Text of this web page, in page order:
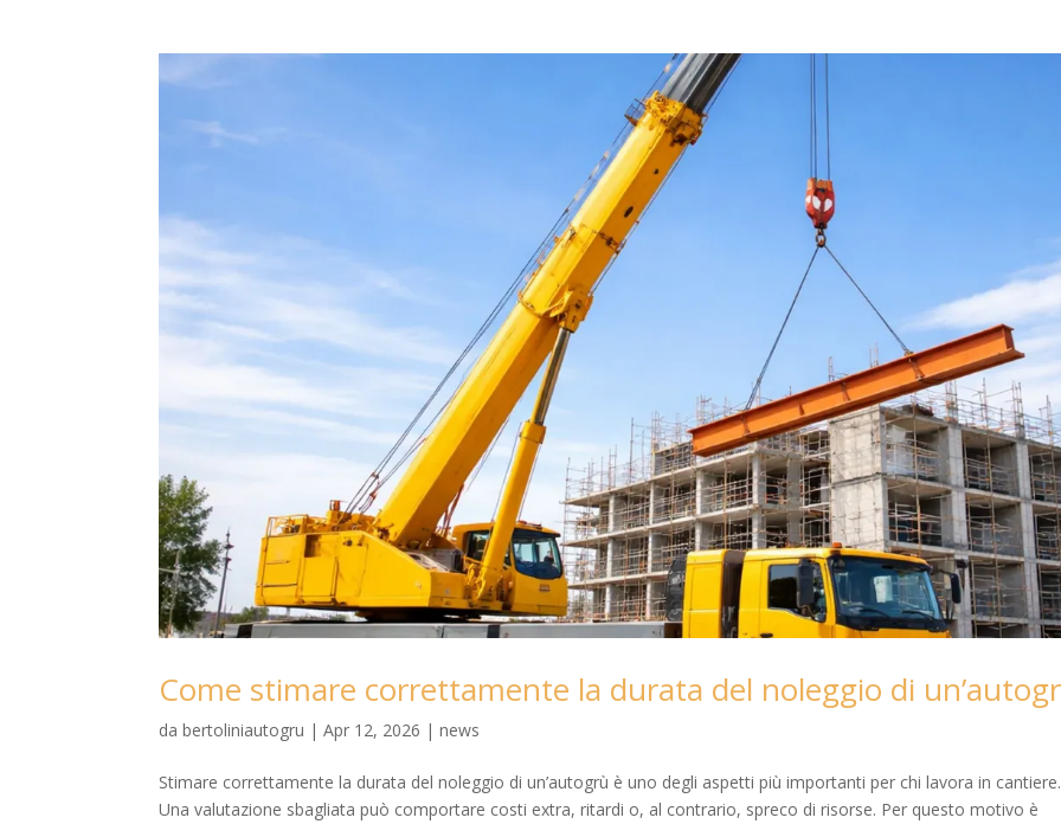
Come stimare correttamente la durata del noleggio di
dabertoliniautogru |Apr 12, 2026 |news
Stimare correttamente la durata del noleggio di un’autogrù è uno degli aspetti più importanti per chi lavora in cantiere.
Una valutazione sbagliata può comportare costi extra, ritardi o, al contrario, spreco di risorse. Per questo motivo è